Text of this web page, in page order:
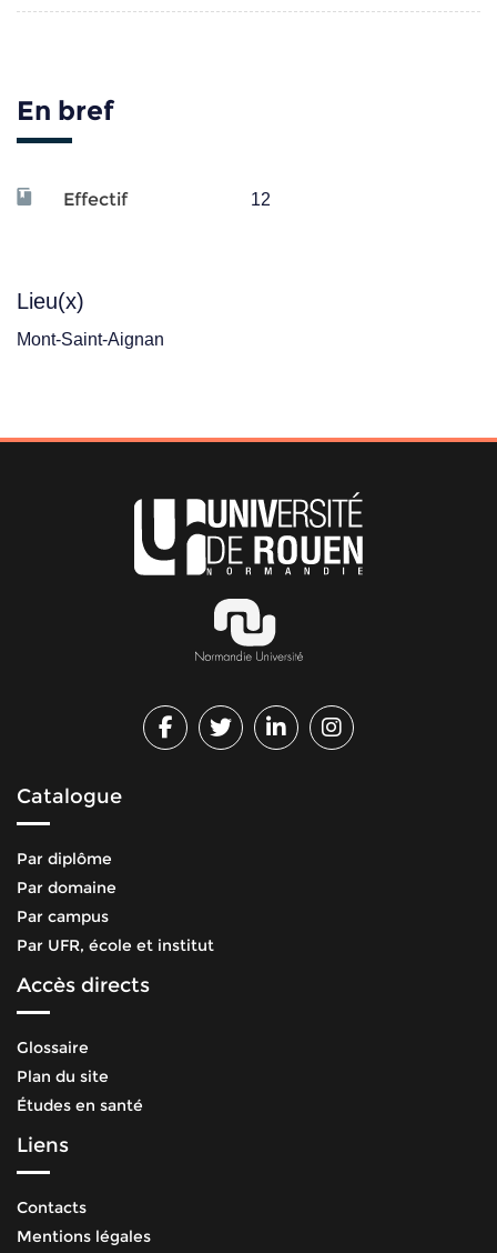
En bref
Effectif 12
Lieu(x)
Mont-Saint-Aignan
Catalogue
Par diplôme
Par domaine
Par campus
Par UFR, école et institut
Accès directs
Glossaire
Plan du site
Études en santé
Liens
Contacts
Mentions légales